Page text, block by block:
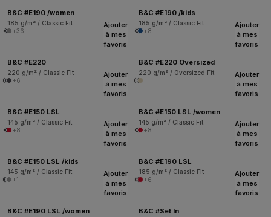
B&C #E190 /women
185 g/m² / Classic Fit
+36
B&C #E190 /kids
185 g/m² / Classic Fit
+8
Ajouter
à mes
favoris
B&C #E220
220 g/m² / Classic Fit
+6
Ajouter
à mes
favoris
B&C #E220 Oversized
220 g/m² / Oversized Fit
Ajouter
à mes
favoris
B&C #E150 LSL
145 g/m² / Classic Fit
+8
Ajouter
à mes
favoris
B&C #E150 LSL /women
145 g/m² / Classic Fit
+8
Ajouter
à mes
favoris
B&C #E150 LSL /kids
145 g/m² / Classic Fit
+1
Ajouter
à mes
favoris
B&C #E190 LSL
185 g/m² / Classic Fit
+6
Ajouter
à mes
favoris
B&C #E190 LSL /women
Ajouter
à mes
favoris
B&C #Set In